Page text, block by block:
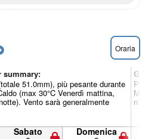
Oraria
summary:
51.0mm), più pesante durante
(max 30°C Venerdì mattina,
Vento sarà generalmente
Sabato Domenica